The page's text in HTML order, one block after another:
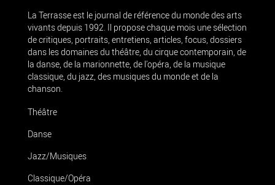
La Terrasse est le journal de référence du monde des arts
vivants depuis 1992. Il propose chaque mois une sélection
de critiques, portraits, entretiens, articles, focus, dossiers
dans les domaines du théâtre, du cirque contemporain, de
la danse, de la marionnette, de l’opéra, de la musique
classique, du jazz, des musiques du monde et de la
chanson.
Théâtre
Danse
Jazz/Musiques
Classique/Opéra